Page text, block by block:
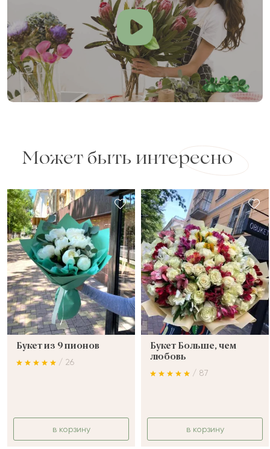
Может быть интересно
Букет из 9 пионов
/ 26
в корзину
Букет Больше, чем
любовь
/ 87
в корзину